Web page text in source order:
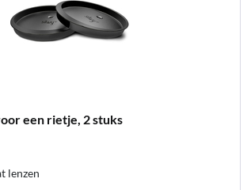
een rietje, 2 stuks
lenzen